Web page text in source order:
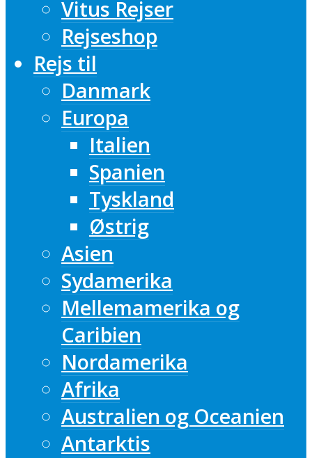
Vitus Rejser
Rejseshop
Rejs til
Danmark
Europa
Italien
Spanien
Tyskland
Østrig
Asien
Sydamerika
Mellemamerika og
Caribien
Nordamerika
Afrika
Australien og Oceanien
Antarktis